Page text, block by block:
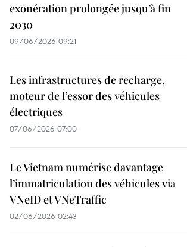
exonération prolongée jusqu’à fin
2030
09/06/2026 09:21
Les infrastructures de recharge,
moteur de l’essor des véhicules
électriques
07/06/2026 07:00
Le Vietnam numérise davantage
l’immatriculation des véhicules via
VNeID et VNeTraffic
02/06/2026 02:43